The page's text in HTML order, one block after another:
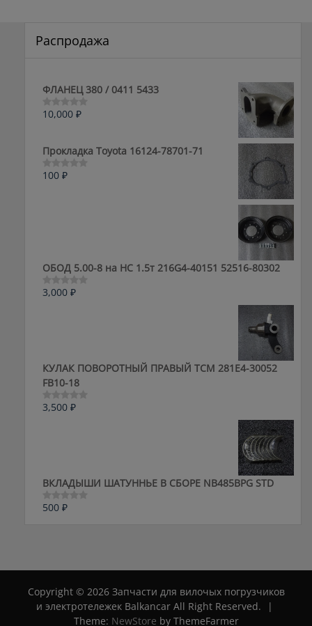
Распродажа
ФЛАНЕЦ 380 / 0411 5433
Оценка
5
10,000 ₽
Прокладка Toyota 16124-78701-71
Оценка
100 ₽
ОБОД 5.00-8 на HC 1.5т 216G4-40151 52516-80302
Оценка
3,000 ₽
КУЛАК ПОВОРОТНЫЙ ПРАВЫЙ ТСМ 281E4-30052
FB10-18
Оценка
3,500 ₽
ВКЛАДЫШИ ШАТУННЬЕ В СБОРЕ NB485BPG STD
Оценка
500 ₽
Copyright © 2026 Запчасти для вилочых погрузчиков
и электротележек Balkancar All Right Reserved.
|
Theme: NewStore by ThemeFarmer